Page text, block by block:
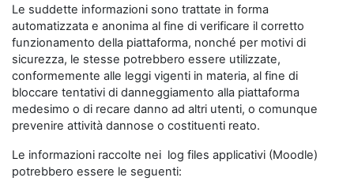
Le suddette informazioni sono trattate in forma
automatizzata e anonima al fine di verificare il corretto
funzionamento della piattaforma, nonché per motivi di
sicurezza, le stesse potrebbero essere utilizzate,
conformemente alle leggi vigenti in materia, al fine di
bloccare tentativi di danneggiamento alla piattaforma
medesimo o di recare danno ad altri utenti, o comunque
prevenire attività dannose o costituenti reato.
Le informazioni raccolte nei log files applicativi (Moodle)
potrebbero essere le seguenti: